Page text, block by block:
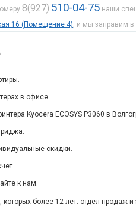
8(927) 510-04-75 наши
16 (Помещение 4) , и мы заправим
в офисе.
Kyocera ECOSYS P3060 в
скидки.
к нам.
более 12 лет: отдел продаж